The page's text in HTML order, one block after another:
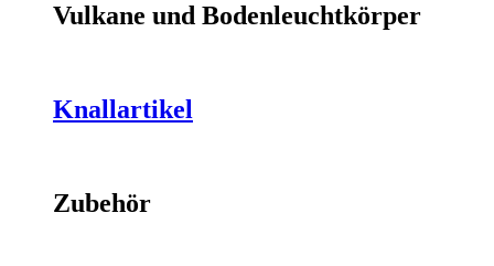
Vulkane und Bodenleuchtkörper
Knallartikel
Zubehör